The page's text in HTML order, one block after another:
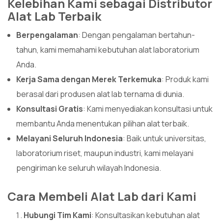
Alat Lab Terbaik
Berpengalaman: Dengan pengalaman bertahun-
tahun, kami memahami kebutuhan alat laboratorium
Anda.
Kerja Sama dengan Merek Terkemuka: Produk kami
berasal dari produsen alat lab ternama di dunia.
Konsultasi Gratis: Kami menyediakan konsultasi untuk
membantu Anda menentukan pilihan alat terbaik.
Melayani Seluruh Indonesia: Baik untuk universitas,
laboratorium riset, maupun industri, kami melayani
pengiriman ke seluruh wilayah Indonesia.
Cara Membeli Alat Lab dari Kami
Hubungi Tim Kami: Konsultasikan kebutuhan alat